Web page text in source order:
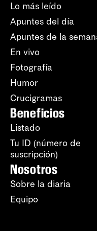
Lo más leído
Apuntes del día
Apuntes de la
En vivo
Fotografía
Humor
Crucigramas
Beneficios
Listado
Tu ID (número de
suscripción)
Nosotros
Sobre la diaria
Equipo